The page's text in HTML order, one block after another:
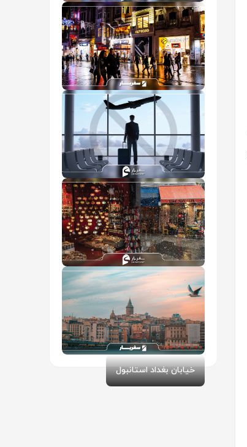
مراکز خرید استانبول
خیابان استقلال استانبول
استعلام ممنوع الخروجی
سوغات استانبول
خیابان بغداد استانبول